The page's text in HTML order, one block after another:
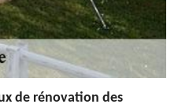
de rénovation des